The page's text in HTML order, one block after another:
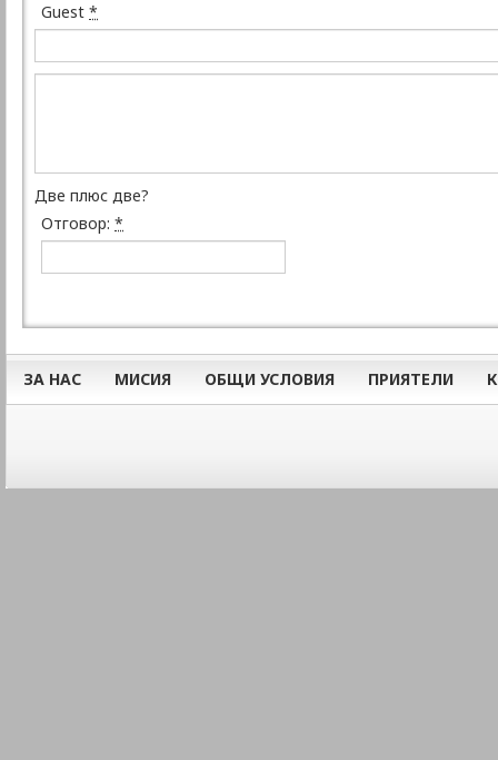
Guest *
Две плюс две?
Отговор: *
ЗА НАС МИСИЯ ОБЩИ УСЛОВИЯ ПРИЯТЕЛИ